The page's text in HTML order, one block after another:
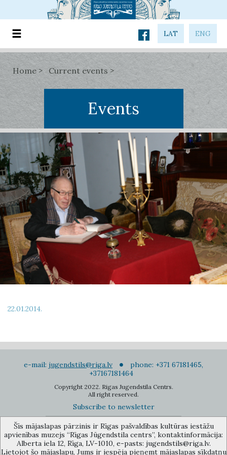
LAT ENG
Home Current events
Events
22.01.2014.
e-mail: jugendstils@riga.lv
phone: +371 67181465,
+37167181464
Copyright 2022. Rigas Jugendstila Centrs.
All right reserved.
Subscribe to newsletter
Šīs mājaslapas pārzinis ir Rīgas pašvaldības kultūras iestāžu
apvienības muzejs “Rīgas Jūgendstila centrs”, kontaktinformācija:
Alberta iela 12, Rīga, LV-1010, e-pasts: jugendstils@riga.lv.
Lietojot šo mājaslapu, Jums ir iespēja pieņemt mājaslapas sīkdatņu